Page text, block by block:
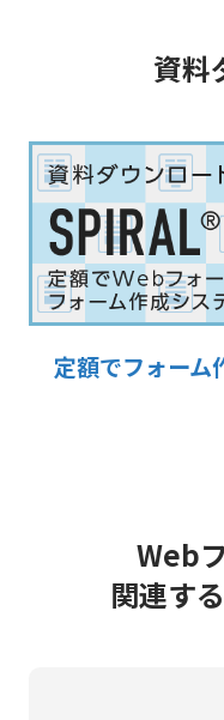
資料
定額でフォー
Web
関連す